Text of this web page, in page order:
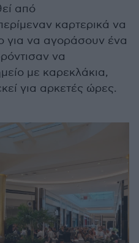
από
καρτερικά να
για να αγοράσουν ένα
να
με καρεκλάκια,
για αρκετές ώρες.